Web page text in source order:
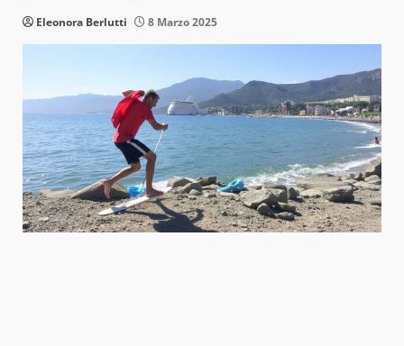
Eleonora Berlutti 8 Marzo 2025